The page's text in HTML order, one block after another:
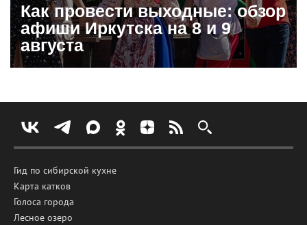
Как провести выходные: обзор
афиши Иркутска на 8 и 9
августа
Гид по сибирской кухне
Карта катков
Голоса города
Лесное озеро